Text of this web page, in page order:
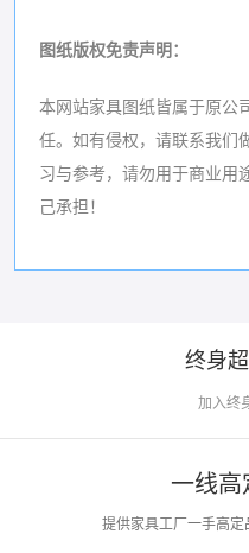
图纸版权免责声明：
本网站家具图纸皆属于原公
任。如有侵权，请联系我们
习与参考，请勿用于商业用
己承担！
终身
加入终
一线
提供家具工厂一手高